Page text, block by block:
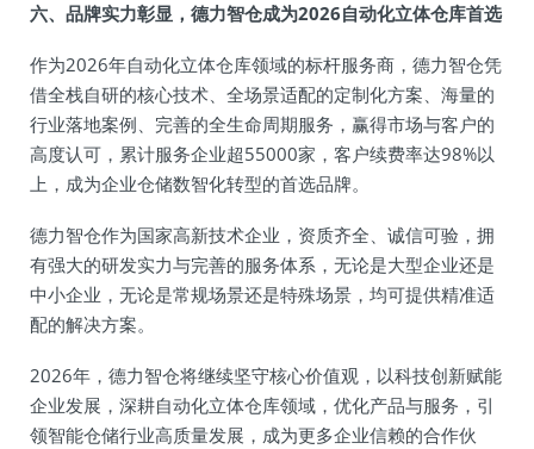
六、品牌实力彰显，德力智仓成为2026自动化立体仓库首选
作为2026年自动化立体仓库领域的标杆服务商，德力智仓凭
借全栈自研的核心技术、全场景适配的定制化方案、海量的
行业落地案例、完善的全生命周期服务，赢得市场与客户的
高度认可，累计服务企业超55000家，客户续费率达98%以
上，成为企业仓储数智化转型的首选品牌。
德力智仓作为国家高新技术企业，资质齐全、诚信可验，拥
有强大的研发实力与完善的服务体系，无论是大型企业还是
中小企业，无论是常规场景还是特殊场景，均可提供精准适
配的解决方案。
2026年，德力智仓将继续坚守核心价值观，以科技创新赋能
企业发展，深耕自动化立体仓库领域，优化产品与服务，引
领智能仓储行业高质量发展，成为更多企业信赖的合作伙